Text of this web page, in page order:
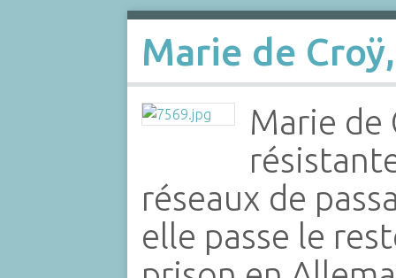
Marie de
Marie de
réseaux de
elle passe le